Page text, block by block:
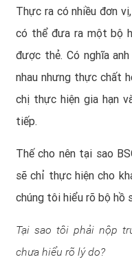
Thực ra có nhiều đơn
có thể đưa ra một bộ
được thẻ. Có nghĩa
nhau nhưng thực chất
chị thực hiện gia hạn
tiếp.
Thế cho nên tại sao
sẽ chỉ thực hiện cho
chúng tôi hiểu rõ bộ hồ
Tại sao tôi phải nộp
chưa hiểu rõ lý do?